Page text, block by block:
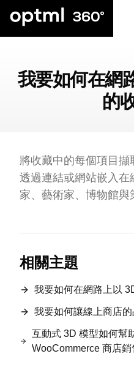
我要如何在網
的
將收藏中的每個項目
透過連結或網站嵌入
家、藝術家、博物館與
相關主題
我要如何在網路上以
我要如何讓線上商店
互動式 3D 模型如何幫
WooCommerce 商店銷